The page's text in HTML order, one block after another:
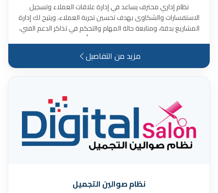
نظام إداري محترف يساعد في إدارة علاقات العملاء وتسجيل
الاستفسارات والشكاوى بهدف تحسين تجربة العملاء، ويتيح لك إدارة
المشاريع بدقة، ومتابعة حالة المهام والتحكم في تذاكر الدعم الفني،
مع تقديم تقارير مفصلة ودقيقة لتقييم أداء المشروعات والفرق،
ويمكنك من اخذ نظرة شاملة عن حركة العميل بسهولة ومنها:
(عروض الأسعار – الفواتير – المدفوعات المعلقة – حالة المشاريع –
تذاكر الدعم الفني – الاشتراكات وتجديدها)، كما يسهل عليك الإدارة
مزيد من التفاصيل
نظام صوالين التجميل